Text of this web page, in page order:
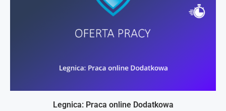
Legnica: Praca online Dodatkowa